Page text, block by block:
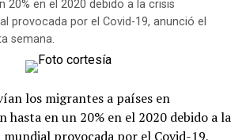
20% en el 2020 debido a la crisis
provocada por el Covid-19, anunció el
semana.
los migrantes a países en
hasta en un 20% en el 2020 debido a la
mundial provocada por el Covid-19,